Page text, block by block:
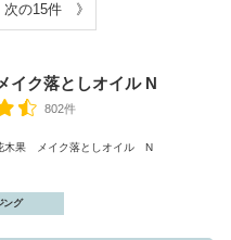
次の15件 》
イク落としオイル N
802件
果 メイク落としオイル N
ング